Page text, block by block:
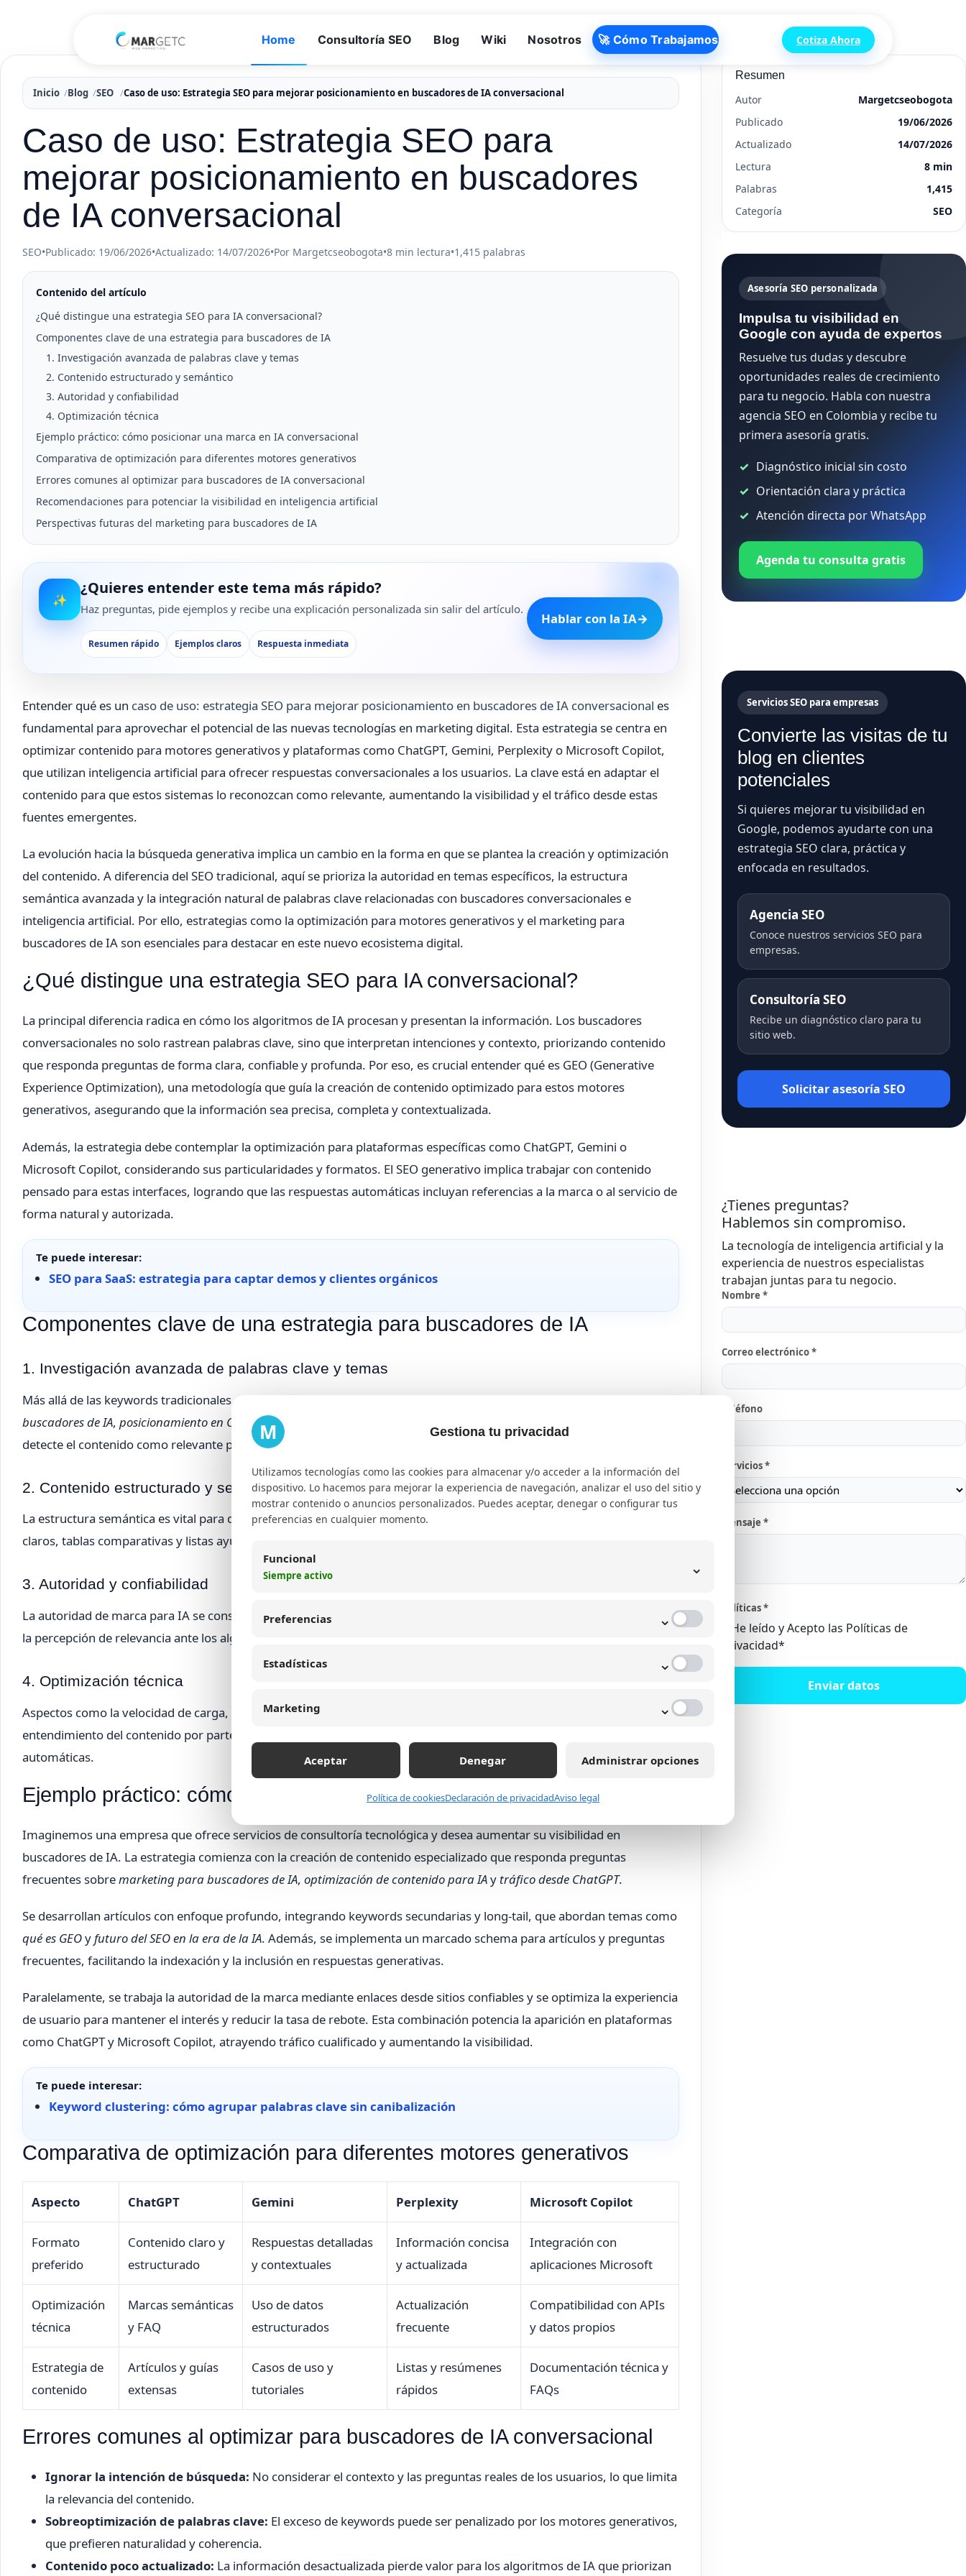
Home Consultoría SEO Blog Wiki Nosotros 🚀 Cómo Trabajamos Cotiza Ahora
Inicio Blog SEO Caso de uso: Estrategia SEO para mejorar posicionamiento en buscadores de IA conversacional
Caso de uso: Estrategia SEO para
mejorar posicionamiento en buscadores
de IA conversacional
SEO•Publicado: 19/06/2026•Actualizado: 14/07/2026•Por Margetcseobogota•8 min lectura•1,415 palabras
Contenido del artículo
¿Qué distingue una estrategia SEO para IA conversacional?
Componentes clave de una estrategia para buscadores de IA
1. Investigación avanzada de palabras clave y temas
2. Contenido estructurado y semántico
3. Autoridad y confiabilidad
4. Optimización técnica
Ejemplo práctico: cómo posicionar una marca en IA conversacional
Comparativa de optimización para diferentes motores generativos
Errores comunes al optimizar para buscadores de IA conversacional
Recomendaciones para potenciar la visibilidad en inteligencia artificial
Perspectivas futuras del marketing para buscadores de IA
✨
¿Quieres entender este tema más rápido?
Haz preguntas, pide ejemplos y recibe una explicación personalizada sin salir del artículo.
Resumen rápido Ejemplos claros Respuesta inmediata
Hablar con la IA→
Entender qué es un caso de uso: estrategia SEO para mejorar posicionamiento en buscadores de IA conversacional es
fundamental para aprovechar el potencial de las nuevas tecnologías en marketing digital. Esta estrategia se centra en
optimizar contenido para motores generativos y plataformas como ChatGPT, Gemini, Perplexity o Microsoft Copilot,
que utilizan inteligencia artificial para ofrecer respuestas conversacionales a los usuarios. La clave está en adaptar el
contenido para que estos sistemas lo reconozcan como relevante, aumentando la visibilidad y el tráfico desde estas
fuentes emergentes.
La evolución hacia la búsqueda generativa implica un cambio en la forma en que se plantea la creación y optimización
del contenido. A diferencia del SEO tradicional, aquí se prioriza la autoridad en temas específicos, la estructura
semántica avanzada y la integración natural de palabras clave relacionadas con buscadores conversacionales e
inteligencia artificial. Por ello, estrategias como la optimización para motores generativos y el marketing para
buscadores de IA son esenciales para destacar en este nuevo ecosistema digital.
¿Qué distingue una estrategia SEO para IA conversacional?
La principal diferencia radica en cómo los algoritmos de IA procesan y presentan la información. Los buscadores
conversacionales no solo rastrean palabras clave, sino que interpretan intenciones y contexto, priorizando contenido
que responda preguntas de forma clara, confiable y profunda. Por eso, es crucial entender qué es GEO (Generative
Experience Optimization), una metodología que guía la creación de contenido optimizado para estos motores
generativos, asegurando que la información sea precisa, completa y contextualizada.
Además, la estrategia debe contemplar la optimización para plataformas específicas como ChatGPT, Gemini o
Microsoft Copilot, considerando sus particularidades y formatos. El SEO generativo implica trabajar con contenido
pensado para estas interfaces, logrando que las respuestas automáticas incluyan referencias a la marca o al servicio de
forma natural y autorizada.
Te puede interesar:
SEO para SaaS: estrategia para captar demos y clientes orgánicos
Componentes clave de una estrategia para buscadores de IA
1. Investigación avanzada de palabras clave y temas
Más allá de las keywords tradicionales, se debe incluir términos de cola larga y sinónimos relacionados con
buscadores de IA, posicionamiento en ChatGPTo
detecte el contenido como relevante para diferentes consultas.
2. Contenido estructurado y semántico
La estructura semántica es vital para que los motores generativos comprendan el contenido. El uso de encabezados
claros, tablas comparativas y listas ayuda a que las respuestas sean precisas y fáciles de interpretar.
3. Autoridad y confiabilidad
La autoridad de marca para IA se construye a partir de contenido original, bien referenciado y actualizado. Esto mejora
la percepción de relevancia ante los algoritmos conversacionales.
4. Optimización técnica
Aspectos como la velocidad de carga, la accesibilidad y el marcado semántico enriquecido (schema) facilitan el
entendimiento del contenido por parte de la IA, incrementando las posibilidades de inclusión en respuestas
automáticas.
Ejemplo práctico: cómo posicionar una marca en IA conversacional
Imaginemos una empresa que ofrece servicios de consultoría tecnológica y desea aumentar su visibilidad en
buscadores de IA. La estrategia comienza con la creación de contenido especializado que responda preguntas
frecuentes sobremarketing para buscadores de IA, optimización de contenido para IAy tráfico desde ChatGPT.
Se desarrollan artículos con enfoque profundo, integrando keywords secundarias y long-tail, que abordan temas como
qué es GEOyfuturo del SEO en la era de la IA. Además, se implementa un marcado schema para artículos y preguntas
frecuentes, facilitando la indexación y la inclusión en respuestas generativas.
Paralelamente, se trabaja la autoridad de la marca mediante enlaces desde sitios confiables y se optimiza la experiencia
de usuario para mantener el interés y reducir la tasa de rebote. Esta combinación potencia la aparición en plataformas
como ChatGPT y Microsoft Copilot, atrayendo tráfico cualificado y aumentando la visibilidad.
Te puede interesar:
Keyword clustering: cómo agrupar palabras clave sin canibalización
Comparativa de optimización para diferentes motores generativos
Aspecto ChatGPT Gemini Perplexity Microsoft Copilot
Formato
preferido
Contenido claro y
estructurado
Respuestas detalladas
y contextuales
Información concisa
y actualizada
Integración con
aplicaciones Microsoft
Optimización
técnica
Marcas semánticas
y FAQ
Uso de datos
estructurados
Actualización
frecuente
Compatibilidad con APIs
y datos propios
Estrategia de
contenido
Artículos y guías
extensas
Casos de uso y
tutoriales
Listas y resúmenes
rápidos
Documentación técnica y
FAQs
Errores comunes al optimizar para buscadores de IA conversacional
Ignorar la intención de búsqueda: No considerar el contexto y las preguntas reales de los usuarios, lo que limita
la relevancia del contenido.
Sobreoptimización de palabras clave: El exceso de keywords puede ser penalizado por los motores generativos,
que prefieren naturalidad y coherencia.
Contenido poco actualizado: La información desactualizada pierde valor para los algoritmos de IA que priorizan
Resumen
Autor
Margetcseobogota
Publicado
19/06/2026
Actualizado
14/07/2026
Lectura
8 min
Palabras
1,415
Categoría
SEO
Asesoría SEO personalizada
Impulsa tu visibilidad en
Google con ayuda de expertos
Resuelve tus dudas y descubre
oportunidades reales de crecimiento
para tu negocio. Habla con nuestra
agencia SEO en Colombia y recibe tu
primera asesoría gratis.
Diagnóstico inicial sin costo
Orientación clara y práctica
Atención directa por WhatsApp
Agenda tu consulta gratis
Servicios SEO para empresas
Convierte las visitas de tu
blog en clientes
potenciales
Si quieres mejorar tu visibilidad en
Google, podemos ayudarte con una
estrategia SEO clara, práctica y
enfocada en resultados.
Agencia SEO
Conoce nuestros servicios SEO para
empresas.
Consultoría SEO
Recibe un diagnóstico claro para tu
sitio web.
Solicitar asesoría SEO
¿Tienes preguntas?
Hablemos sin compromiso.
La tecnología de inteligencia artificial y la
experiencia de nuestros especialistas
trabajan juntas para tu negocio.
Nombre *
Correo electrónico *
Teléfono
Servicios *
Mensaje *
Políticas *
He leído y Acepto las Políticas de
Privacidad*
Enviar datos
M Gestiona tu privacidad
Utilizamos tecnologías como las cookies para almacenar y/o acceder a la información del
dispositivo. Lo hacemos para mejorar la experiencia de navegación, analizar el uso del sitio y
mostrar contenido o anuncios personalizados. Puedes aceptar, denegar o configurar tus
preferencias en cualquier momento.
Funcional
Siempre activo ⌄
Preferencias ⌄
Estadísticas ⌄
Marketing ⌄
Aceptar Denegar Administrar opciones
Política de cookiesDeclaración de privacidadAviso legal